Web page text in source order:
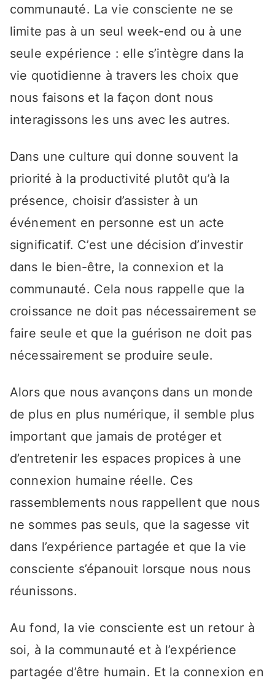
communauté. La vie consciente ne se
limite pas à un seul week-end ou à une
seule expérience : elle s’intègre dans la
vie quotidienne à travers les choix que
nous faisons et la façon dont nous
interagissons les uns avec les autres.
Dans une culture qui donne souvent la
priorité à la productivité plutôt qu’à la
présence, choisir d’assister à un
événement en personne est un acte
significatif. C’est une décision d’investir
dans le bien-être, la connexion et la
communauté. Cela nous rappelle que la
croissance ne doit pas nécessairement se
faire seule et que la guérison ne doit pas
nécessairement se produire seule.
Alors que nous avançons dans un monde
de plus en plus numérique, il semble plus
important que jamais de protéger et
d’entretenir les espaces propices à une
connexion humaine réelle. Ces
rassemblements nous rappellent que nous
ne sommes pas seuls, que la sagesse vit
dans l’expérience partagée et que la vie
consciente s’épanouit lorsque nous nous
réunissons.
Au fond, la vie consciente est un retour à
soi, à la communauté et à l’expérience
partagée d’être humain. Et la connexion en